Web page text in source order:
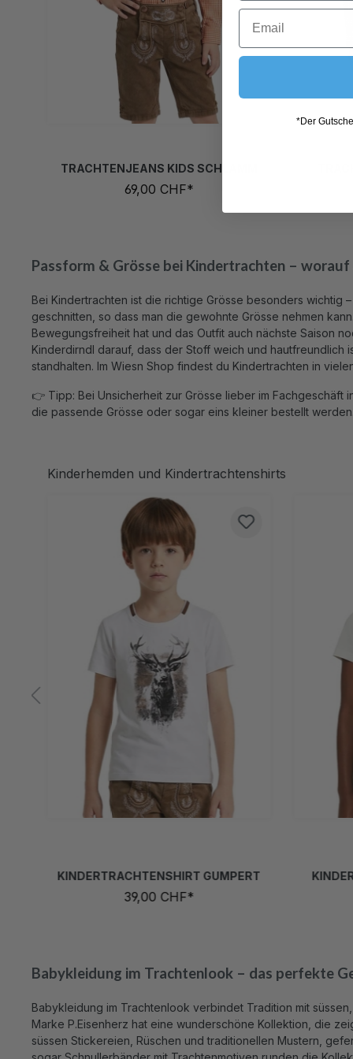
110/116
122/128
146/152
TRACHTENJEANS KIDS SCHLAMM
69,00 CHF*
Passform & Grösse bei Kindertrachten – worauf
Bei Kindertrachten ist die richtige Grösse besonders
geschnitten, so dass man die gewohnte Grösse nehmen
Bewegungsfreiheit hat und das Outfit auch nächste Saison
Kinderdirndl darauf, dass der Stoff weich und
standhalten. Im Wiesn Shop findest du Kindertrachten in
👉 Tipp: Bei Unsicherheit zur Grösse lieber im
die passende Grösse oder sogar eins kleiner bestellt
Produktgalerie überspringen
Kinderhemden und Kindertrachtenshirts
86/92
134/140 146/152 158/164(Diese Option ist zurzeit nicht
KINDERTRACHTENSHIRT GUMPERT
39,00 CHF*
Babykleidung im Trachtenlook – das perfekte
Babykleidung im Trachtenlook verbindet Tradition mit
Marke P.Eisenherz hat eine wunderschöne Kollektion, die
süssen Stickereien, Rüschen und traditionellen Mustern,
*Der